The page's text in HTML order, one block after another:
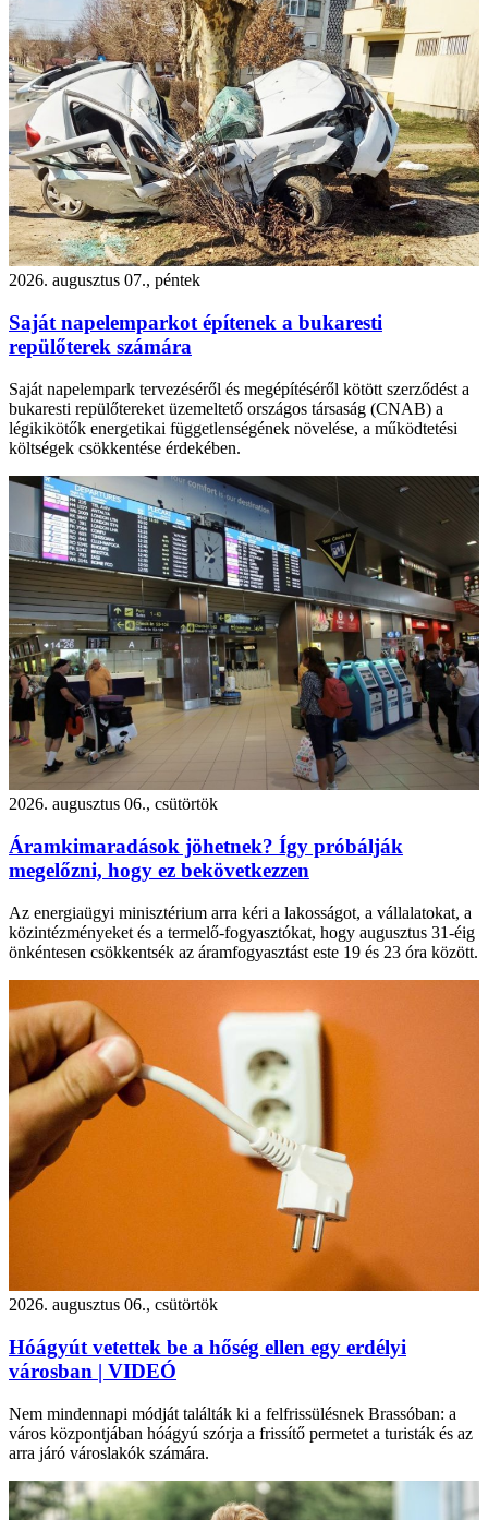
2026. augusztus 07., péntek
Saját napelemparkot építenek a bukaresti
repülőterek számára
Saját napelempark tervezéséről és megépítéséről kötött szerződést a
bukaresti repülőtereket üzemeltető országos társaság (CNAB) a
légikikötők energetikai függetlenségének növelése, a működtetési
költségek csökkentése érdekében.
2026. augusztus 06., csütörtök
Áramkimaradások jöhetnek? Így próbálják
megelőzni, hogy ez bekövetkezzen
Az energiaügyi minisztérium arra kéri a lakosságot, a vállalatokat, a
közintézményeket és a termelő-fogyasztókat, hogy augusztus 31-éig
önkéntesen csökkentsék az áramfogyasztást este 19 és 23 óra között.
2026. augusztus 06., csütörtök
Hóágyút vetettek be a hőség ellen egy erdélyi
városban | VIDEÓ
Nem mindennapi módját találták ki a felfrissülésnek Brassóban: a
város központjában hóágyú szórja a frissítő permetet a turisták és az
arra járó városlakók számára.